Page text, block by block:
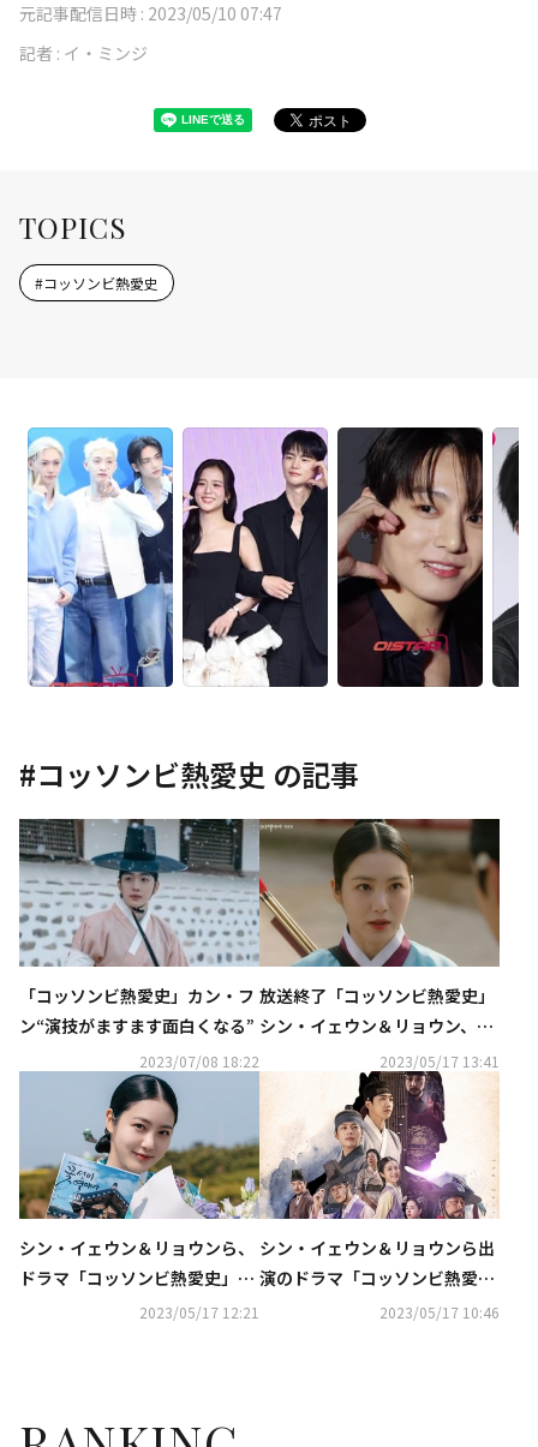
元記事配信日時 : 2023/05/10 07:47
記者 : イ・ミンジ
TOPICS
#コッソンビ熱愛史
#コッソンビ熱愛史 の記事
「コッソンビ熱愛史」カン・フ
ン“演技がますます面白くなる”
2023/07/08 18:22
放送終了「コッソンビ熱愛史」
シン・イェウン＆リョウン、2
人が迎えた結末とは？【ネタバ
2023/05/17 13:41
シン・イェウン＆リョウンら、
ドラマ「コッソンビ熱愛史」放
送終了の感想を語る2023/05/17 12:21
シン・イェウン＆リョウンら出
演のドラマ「コッソンビ熱愛
史」視聴率5％を記録…自己最
2023/05/17 10:46